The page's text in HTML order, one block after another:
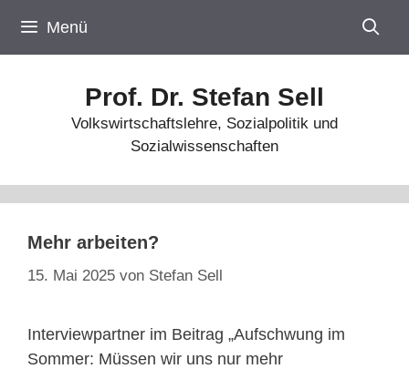
Inhalt
springen
Menü
Prof. Dr. Stefan Sell
Volkswirtschaftslehre, Sozialpolitik und
Sozialwissenschaften
Mehr arbeiten?
15. Mai 2025 von Stefan Sell
Interviewpartner im Beitrag „Aufschwung im
Sommer: Müssen wir uns nur mehr